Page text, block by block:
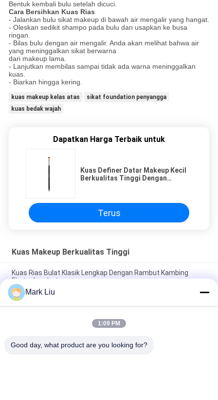
Bentuk kembali bulu setelah dicuci.
Cara Bersihkan Kuas Rias
- Jalankan bulu sikat makeup di bawah air mengalir yang hangat.
- Oleskan sedikit shampo pada bulu dan usapkan ke busa
ringan.
- Bilas bulu dengan air mengalir. Anda akan melihat bahwa air
yang meninggalkan sikat berwarna
dari makeup lama.
- Lanjutkan membilas sampai tidak ada warna meninggalkan
kuas.
- Biarkan hingga kering.
kuas makeup kelas atas
sikat foundation penyangga
kuas bedak wajah
Dapatkan Harga Terbaik untuk
Kuas Definer Datar Makeup Kecil
Berkualitas Tinggi Dengan
Terus
Kuas Makeup Berkualitas Tinggi
Kuas Rias Bulat Klasik Lengkap Dengan Rambut Kambing
Ekstra Lembut
Vonira Beauty Kuas Rias Rambut Kambing Besar Kipas /
Pegangan Kayu Kuas Rias Kelas Atas
Kuas Rias Rambut Kambing Sheer Sangat Lembut Dengan
Mark Liu
1:09 PM
Good day, what product are you looking for?